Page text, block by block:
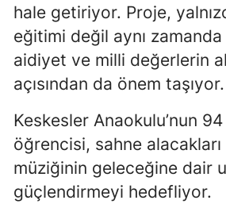
hale getiriyor. Proje,
eğitimi değil aynı
aidiyet ve milli değerlerin
açısından da önem taşıyor.
Keskesler Anaokulu’nun
öğrencisi, sahne
müziğinin geleceğine dair
güçlendirmeyi hedefliyor.